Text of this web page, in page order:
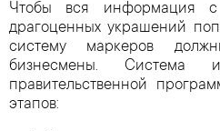
Чтобы вся информация
драгоценных украшений
систему маркеров
бизнесмены. Система
правительственной
этапов: